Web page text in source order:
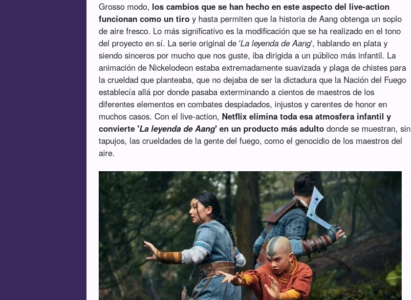
Grosso modo, los cambios que se han hecho en este aspecto del live-action
funcionan como un tiro y hasta permiten que la historia de Aang obtenga un soplo
de aire fresco. Lo más significativo es la modificación que se ha realizado en el tono
del proyecto en sí. La serie original de 'La leyenda de Aang', hablando en plata y
siendo sinceros por mucho que nos guste, iba dirigida a un público más infantil. La
animación de Nickelodeon estaba extremadamente suavizada y plaga de chistes para
la crueldad que planteaba, que no dejaba de ser la dictadura que la Nación del Fuego
establecía allá por donde pasaba exterminando a cientos de maestros de los
diferentes elementos en combates despiadados, injustos y carentes de honor en
muchos casos. Con el live-action, Netflix elimina toda esa atmosfera infantil y
convierte 'La leyenda de Aang' en un producto más adulto donde se muestran, sin
tapujos, las crueldades de la gente del fuego, como el genocidio de los maestros del
aire.